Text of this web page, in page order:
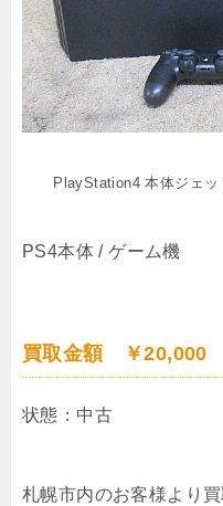
PlayStation4 本体ジェ
PS4本体 / ゲーム機
買取金額 ￥20,000
状態：中古
札幌市内のお客様より